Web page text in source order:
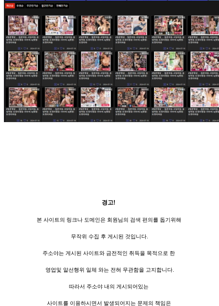
경고!
본 사이트의 링크나 도메인은 회원님의 검색 편의를 돕기위해
무작위 수집 후 게시된 것입니다.
주소야는 게시된 사이트와 금전적인 취득을 목적으로 한
영업및 알선행위 일체 와는 전혀 무관함을 고지합니다.
따라서 주소야 내의 게시되어있는
사이트를 이용하시면서 발생되어지는 문제의 책임은